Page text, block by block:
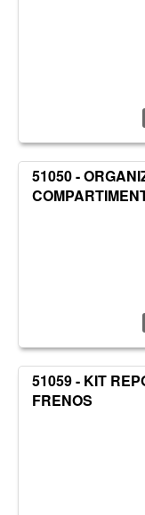
51050 -
51059 - KIT
FRENOS